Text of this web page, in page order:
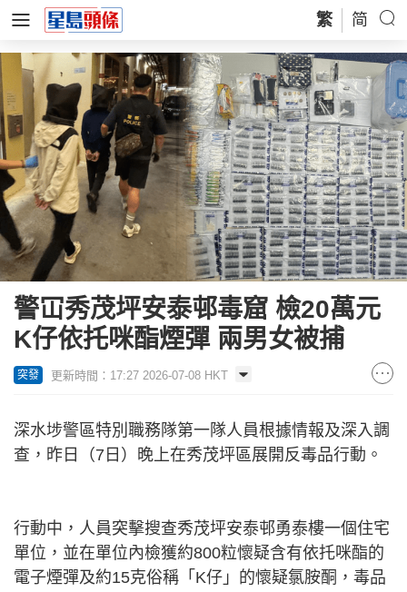
繁 简
警冚秀茂坪安泰邨毒窟 檢20萬元
K仔依托咪酯煙彈 兩男女被捕
突發 更新時間：17:27 2026-07-08 HKT
深水埗警區特別職務隊第一隊人員根據情報及深入調
查，昨日（7日）晚上在秀茂坪區展開反毒品行動。
行動中，人員突擊搜查秀茂坪安泰邨勇泰樓一個住宅
單位，並在單位內檢獲約800粒懷疑含有依托咪酯的
電子煙彈及約15克俗稱「K仔」的懷疑氯胺酮，毒品